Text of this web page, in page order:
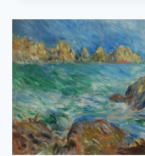
NAVALE
À
GUERNESEY